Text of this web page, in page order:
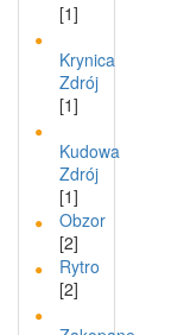
[1]
Krynica
Zdrój
[1]
Kudowa
Zdrój
[1]
Obzor
[2]
Rytro
[2]